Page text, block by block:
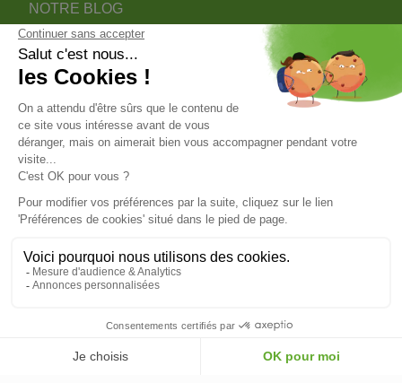
NOTRE BLOG
DEVENIR PARTENAIRE INSTALLATEUR
NOTRE SERVICE APRÈS VENTE
NOS PARTENAIRES OFFICIELS
INFORMATIONS
VOTRE COMPTE
© 2026 - ClimOnline - Tous droits réservés